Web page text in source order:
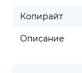
Копирайт
Описание